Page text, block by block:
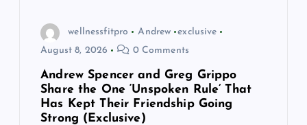
wellnessfitpro Andrew
exclusive
August 8, 2026
0 Comments
Andrew Spencer and Greg Grippo
Share the One ‘Unspoken Rule’ That
Has Kept Their Friendship Going
Strong (Exclusive)